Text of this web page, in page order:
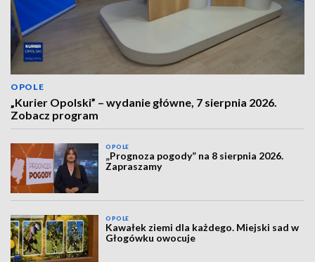
OPOLE
„Kurier Opolski” – wydanie główne, 7 sierpnia 2026.
Zobacz program
OPOLE
„Prognoza pogody” na 8 sierpnia 2026.
Zapraszamy
OPOLE
Kawałek ziemi dla każdego. Miejski sad w
Głogówku owocuje